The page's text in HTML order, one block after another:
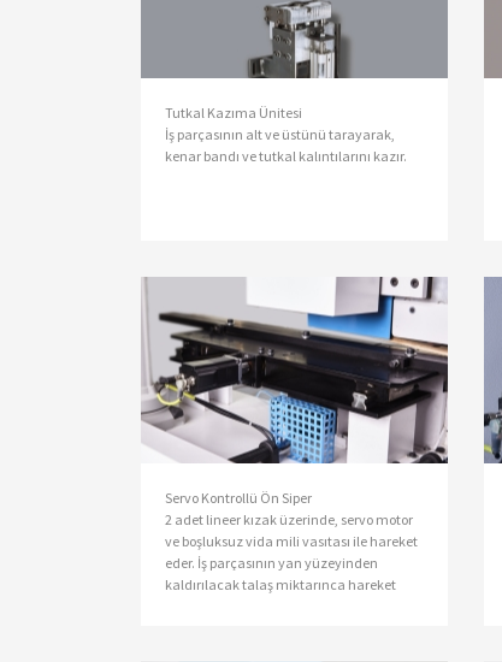
Tutkal Kazıma Ünitesi
İş parçasının alt ve üstünü tarayarak,
kenar bandı ve tutkal kalıntılarını kazır.
Servo Kontrollü Ön Siper
2 adet lineer kızak üzerinde, servo motor
ve boşluksuz vida mili vasıtası ile hareket
eder. İş parçasının yan yüzeyinden
kaldırılacak talaş miktarınca hareket